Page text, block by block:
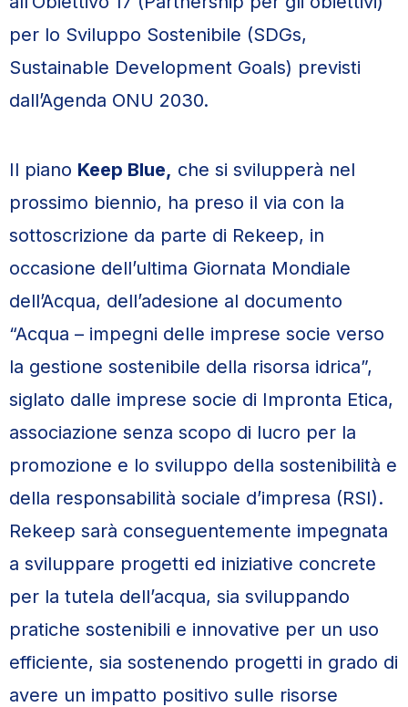
per lo Sviluppo Sostenibile (SDGs,
Sustainable Development Goals) previsti
dall’Agenda ONU 2030.
Il piano Keep Blue, che si svilupperà nel
prossimo biennio, ha preso il via con la
sottoscrizione da parte di Rekeep, in
occasione dell’ultima Giornata Mondiale
dell’Acqua, dell’adesione al documento
“Acqua – impegni delle imprese socie verso
la gestione sostenibile della risorsa idrica”,
siglato dalle imprese socie di Impronta Etica,
associazione senza scopo di lucro per la
promozione e lo sviluppo della sostenibilità e
della responsabilità sociale d’impresa (RSI).
Rekeep sarà conseguentemente impegnata
a sviluppare progetti ed iniziative concrete
per la tutela dell’acqua, sia sviluppando
pratiche sostenibili e innovative per un uso
efficiente, sia sostenendo progetti in grado di
avere un impatto positivo sulle risorse